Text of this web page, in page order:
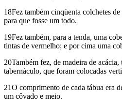
18Fez também cinqüenta colchetes
para que fosse um todo.
19Fez também, para a tenda, uma
tintas de vermelho; e por cima uma
20Também fez, de madeira de acácia,
tabernáculo, que foram colocadas
21O comprimento de cada tábua era
um côvado e meio.